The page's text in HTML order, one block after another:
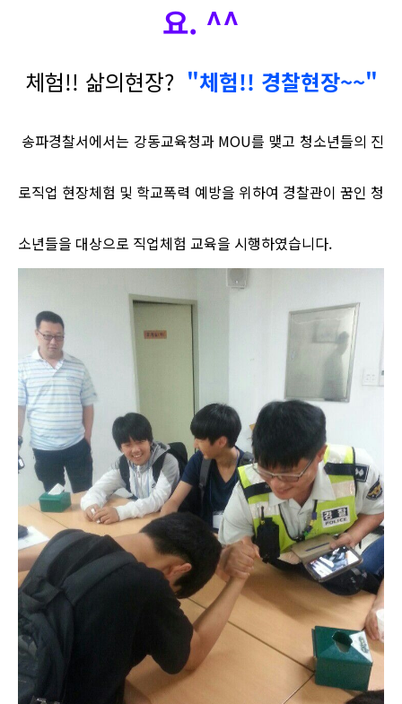
요. ^^
체험!! 삶의현장? "체험!! 경찰현장~~"
송파경찰서에서는 강동교육청과 MOU를 맺고 청소년들의 진
로직업 현장체험 및 학교폭력 예방을 위하여 경찰관이 꿈인 청
소년들을 대상으로 직업체험 교육을 시행하였습니다.